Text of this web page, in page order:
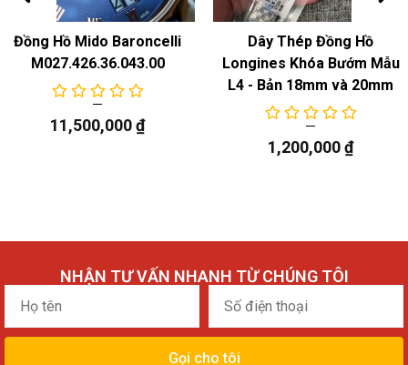
Đồng Hồ Mido Baroncelli
M027.426.36.043.00
11,500,000₫
Dây Thép Đồng Hồ
Longines Khóa Bướm Mẫu
L4 - Bản 18mm và 20mm
1,200,000₫
NHẬN TƯ VẤN NHANH TỪ CHÚNG TÔI
Họ
tên
điện
thoại
Gọi cho tôi